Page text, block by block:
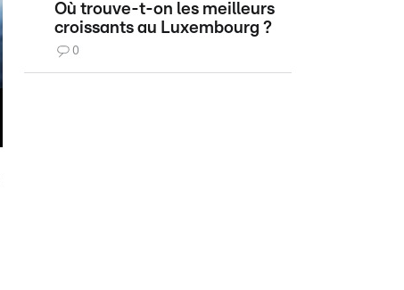
Où trouve-t-on les meilleurs
croissants au Luxembourg ?
0